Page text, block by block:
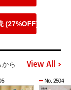
(27%OFF)
ら View All
No. 2504